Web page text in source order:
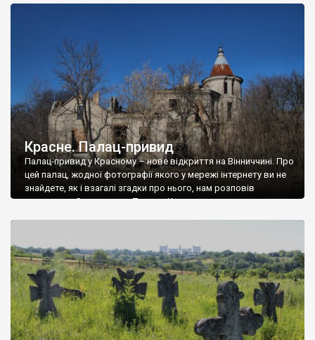
Красне. Палац-привид
Палац-привид у Красному – нове відкриття на Вінниччині. Про
цей палац, жодної фотографії якого у мережі інтернету ви не
знайдете, як і взагалі згадки про нього, нам розповів
мешканець Самгородка. Палац у Красному вразив не лише